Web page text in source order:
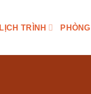
LỊCH TRÌNH